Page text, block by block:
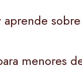
menores